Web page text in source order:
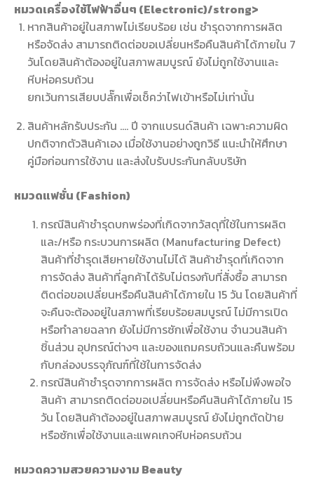
หมวดเครื่องใช้ไฟฟ้าอื่นๆ (Electronic)/strong>
หากสินค้าอยู่ในสภาพไม่เรียบร้อย เช่น ชํารุดจากการผลิต
หรือจัดส่ง สามารถติดต่อขอเปลี่ยนหรือคืนสินค้าได้ภายใน 7
วันโดยสินค้าต้องอยู่ในสภาพสมบูรณ์ ยังไม่ถูกใช้งานและ
หีบห่อครบถ้วน
ยกเว้นการเสียบปลั๊กเพื่อเช็คว่าไฟเข้าหรือไม่เท่านั้น
สินค้าหลักรับประกัน …. ปี จากแบรนด์สินค้า เฉพาะความผิด
ปกติจากตัวสินค้าเอง เมื่อใช้งานอย่างถูกวิธี แนะนําให้ศึกษา
คู่มือก่อนการใช้งาน และส่งใบรับประกันกลับบริษัท
หมวดแฟชั่น (Fashion)
กรณีสินค้าชํารุดบกพร่องที่เกิดจากวัสดุที่ใช้ในการผลิต
และ/หรือ กระบวนการผลิต (Manufacturing Defect)
สินค้าที่ชำรุดเสียหายใช้งานไม่ได้ สินค้าชํารุดที่เกิดจาก
การจัดส่ง สินค้าที่ลูกค้าได้รับไม่ตรงกับที่สั่งซื้อ สามารถ
ติดต่อขอเปลี่ยนหรือคืนสินค้าได้ภายใน 15 วัน โดยสินค้าที่
จะคืนจะต้องอยู่ในสภาพที่เรียบร้อยสมบูรณ์ ไม่มีการเปิด
หรือทําลายฉลาก ยังไม่มีการซักเพื่อใช้งาน จํานวนสินค้า
ชิ้นส่วน อุปกรณ์ต่างๆ และของแถมครบถ้วนและคืนพร้อม
กับกล่องบรรจุภัณฑ์ที่ใช้ในการจัดส่ง
กรณีสินค้าชํารุดจากการผลิต การจัดส่ง หรือไม่พึงพอใจ
สินค้า สามารถติดต่อขอเปลี่ยนหรือคืนสินค้าได้ภายใน 15
วัน โดยสินค้าต้องอยู่ในสภาพสมบูรณ์ ยังไม่ถูกตัดป้าย
หรือซักเพื่อใช้งานและแพคเกจหีบห่อครบถ้วน
หมวดความสวยความงาม Beauty